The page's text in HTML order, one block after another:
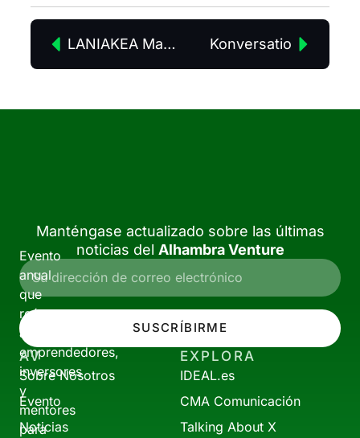
LANIAKEA Management and Communication Konversatio
Evento
anual
que
reúne
a
emprendedores,
inversores
y
mentores
para
Manténgase actualizado sobre las últimas
noticias del Alhambra Venture
SUSCRÍBIRME
AV
Sobre Nosotros
Evento
Noticias
EXPLORA
IDEAL.es
CMA Comunicación
Talking About X